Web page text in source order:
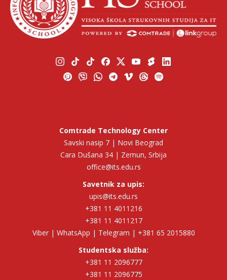
Comtrade Technology Center
Savski nasip 7 | Novi Beograd
Cara Dušana 34 | Zemun, Srbija
office@its.edu.rs
Savetnik za upis:
upis@its.edu.rs
+381 11 4011216
+381 11 4011217
Viber | WhatsApp | Telegram | +381 65 2015880
Studentska služba:
+381 11 2096777
+381 11 2096775